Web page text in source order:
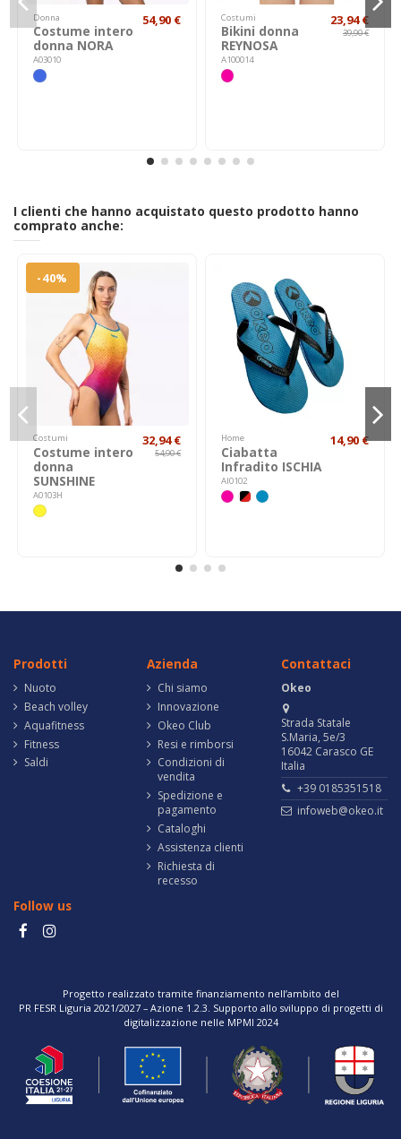
Donna
Costume intero
donna NORA
A03010
54,90 € Costumi
Bikini donna
REYNOSA
A100014
23,94 €
39,90 €
I clienti che hanno acquistato questo prodotto hanno
comprato anche:
-40%
Costumi
Costume intero
donna
SUNSHINE
A0103H
32,94 €
54,90 €
Home
Ciabatta
Infradito ISCHIA
AI0102
14,90 €
Prodotti
Nuoto
Beach volley
Aquafitness
Fitness
Saldi
Azienda
Chi siamo
Innovazione
Okeo Club
Resi e rimborsi
Condizioni di
vendita
Spedizione e
pagamento
Cataloghi
Assistenza clienti
Richiesta di
recesso
Contattaci
Okeo
Strada Statale
S.Maria, 5e/3
16042 Carasco GE
Italia
+39 0185351518
infoweb@okeo.it
Follow us
Progetto realizzato tramite finanziamento nell’ambito del
PR FESR Liguria 2021/2027 – Azione 1.2.3. Supporto allo sviluppo di progetti di
digitalizzazione nelle MPMI 2024